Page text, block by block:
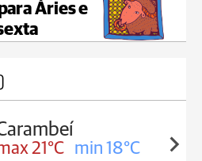
Áries e
21°C min 18°C